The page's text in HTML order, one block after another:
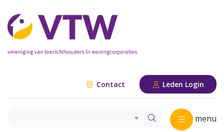
Contact Leden Login
menu